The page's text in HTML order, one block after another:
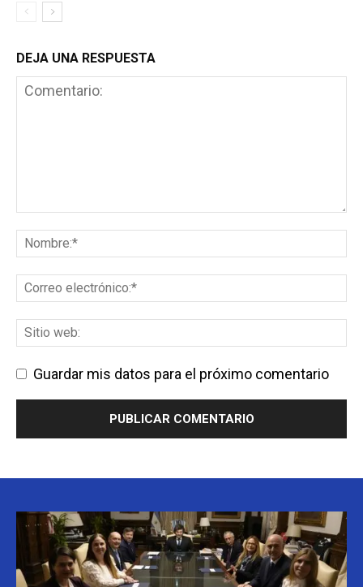
DEJA UNA RESPUESTA
Guardar mis datos para el próximo comentario